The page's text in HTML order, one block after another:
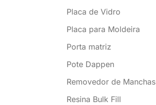
Placa de Vidro
Placa para Moldeira
Porta matriz
Pote Dappen
Removedor de Manchas
Resina Bulk Fill